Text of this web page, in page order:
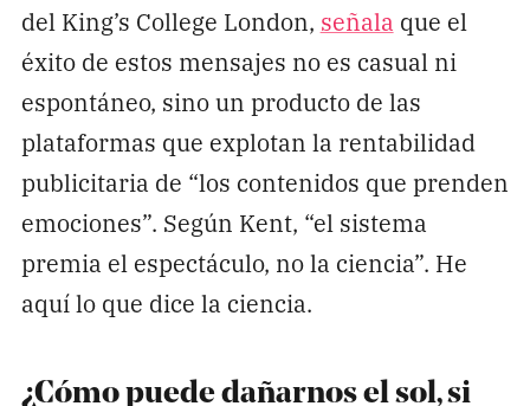
del King’s College London, señala que el
éxito de estos mensajes no es casual ni
espontáneo, sino un producto de las
plataformas que explotan la rentabilidad
publicitaria de “los contenidos que prenden
emociones”. Según Kent, “el sistema
premia el espectáculo, no la ciencia”. He
aquí lo que dice la ciencia.
¿Cómo puede dañarnos el sol, si